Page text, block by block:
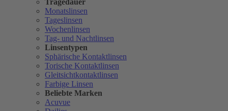
Tragedauer
Monatslinsen
Tageslinsen
Wochenlinsen
Tag- und Nachtlinsen
Linsentypen
Sphärische Kontaktlinsen
Torische Kontaktlinsen
Gleitsichtkontaktlinsen
Farbige Linsen
Beliebte Marken
Acuvue